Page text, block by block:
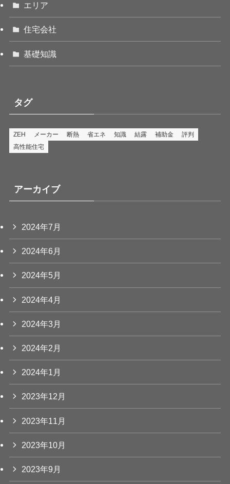
エリア
住宅会社
基礎知識
タグ
ZEH メーカー 断熱 省エネ 知識 結露 補助金
評判
高性能住宅
アーカイブ
2024年7月
2024年6月
2024年5月
2024年4月
2024年3月
2024年2月
2024年1月
2023年12月
2023年11月
2023年10月
2023年9月